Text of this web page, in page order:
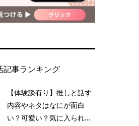
記事ランキング
【体験談有り】推しと話す
内容やネタはなにが面白
い？可愛い？気に入られ...